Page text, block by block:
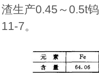
渣生产0.45～0.5t
11-7。